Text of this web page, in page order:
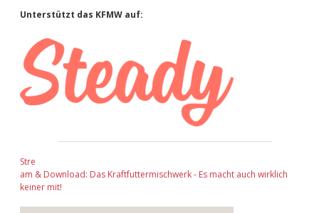
Sidebar
Unterstützt das KFMW auf:
Stre
am & Download: Das Kraftfuttermischwerk - Es macht auch wirklich
keiner mit!